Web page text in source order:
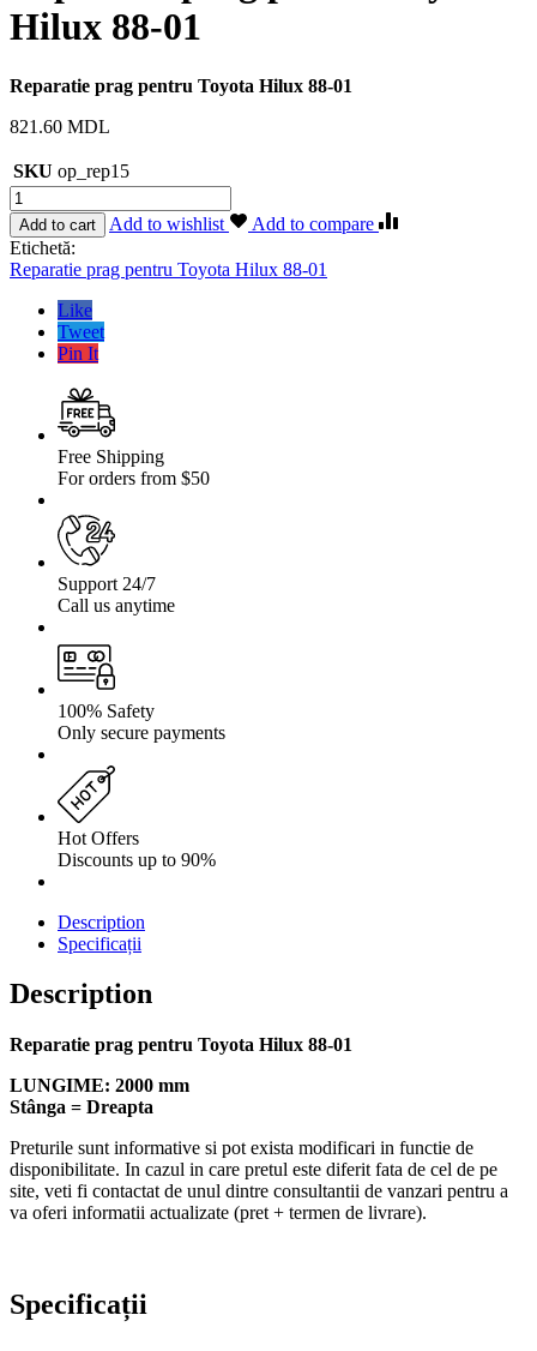
Hilux 88-01
Reparatie prag pentru Toyota Hilux 88-01
821.60 MDL
SKU op_rep15
Cantitate
Reparatie
prag
pentru
Toyota
Add to cart Add to wishlist
Add to compare
Etichetă:
Reparatie prag pentru Toyota Hilux 88-01
Like
Tweet
Pin It
Free Shipping
For orders from $50
Support 24/7
Call us anytime
100% Safety
Only secure payments
Hot Offers
Discounts up to 90%
Description
Specificații
Description
Reparatie prag pentru Toyota Hilux 88-01
LUNGIME: 2000 mm
Stânga = Dreapta
Preturile sunt informative si pot exista modificari in functie de
disponibilitate. In cazul in care pretul este diferit fata de cel de pe
site, veti fi contactat de unul dintre consultantii de vanzari pentru a
va oferi informatii actualizate (pret + termen de livrare).
Specificații